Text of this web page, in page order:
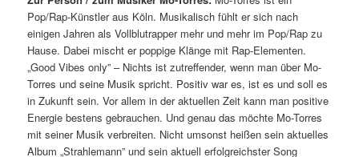
Pop/Rap-Künstler aus Köln. Musikalisch fühlt er sich nach
einigen Jahren als Vollblutrapper mehr und mehr im Pop/Rap zu
Hause. Dabei mischt er poppige Klänge mit Rap-Elementen.
„Good Vibes only” – Nichts ist zutreffender, wenn man über Mo-
Torres und seine Musik spricht. Positiv war es, ist es und soll es
in Zukunft sein. Vor allem in der aktuellen Zeit kann man positive
Energie bestens gebrauchen. Und genau das möchte Mo-Torres
mit seiner Musik verbreiten. Nicht umsonst heißen sein aktuelles
Album „Strahlemann” und sein aktuell erfolgreichster Song